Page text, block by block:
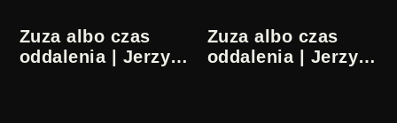
Zuza albo czas
oddalenia | Jerzy
Zuza albo czas
oddalenia | Jerzy